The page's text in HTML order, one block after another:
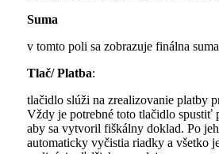
Suma
v tomto poli sa zobrazuje finálna
Tlač/ Platba:
tlačidlo slúži na zrealizovanie platby
Vždy je potrebné toto tlačidlo spustiť
aby sa vytvoril fiškálny doklad. Po
automaticky vyčistia riadky a všetko